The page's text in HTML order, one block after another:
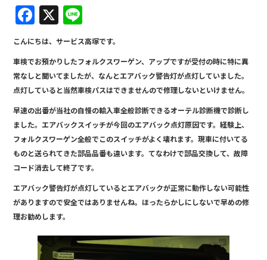
F
a
c
e
b
o
o
k
X
n
e
こんにちは、サービス高塚です。
車検でお預かりしたフォルクスワーゲン、アップですが受付の時に特に異
常なしと聞いてましたが、なんとエアバック警告灯が点灯していました。
点灯していると当然車検パスはできませんので修理しないといけません。
早速の出番が当社の自慢の輸入車全般診断できるオーテル診断機で診断し
ました。エアバックスイッチが今回のエアバック点灯原因です。経験上、
フォルクスワーゲン全般でこのスイッチがよく壊れます。現車に付いてる
ものと送られてきた部品品番も違います。てなわけで部品交換して、故障
コード消去して終了です。
エアバック警告灯が点灯しているとエアバックが正常に動作しない可能性
がありますので安全ではありませんね。ほったらかしにしないで早めの修
理お勧めします。